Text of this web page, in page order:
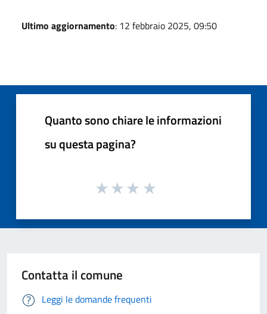
Ultimo aggiornamento: 12 febbraio 2025, 09:50
Quanto sono chiare le informazioni
su questa pagina?
Contatta il comune
Leggi le domande frequenti